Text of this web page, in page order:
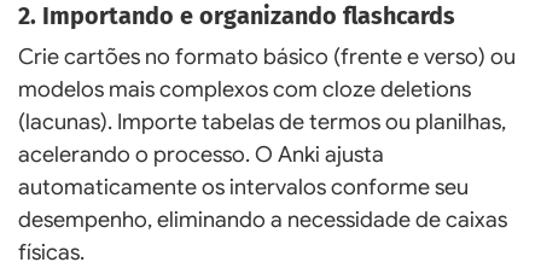
2. Importando e organizando flashcards
Crie cartões no formato básico (frente e verso) ou
modelos mais complexos com cloze deletions
(lacunas). Importe tabelas de termos ou planilhas,
acelerando o processo. O Anki ajusta
automaticamente os intervalos conforme seu
desempenho, eliminando a necessidade de caixas
físicas.